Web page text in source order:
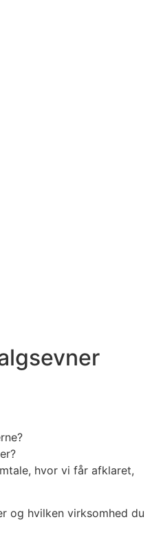
hvor vi får afklaret,
og hvilken virksomhed du